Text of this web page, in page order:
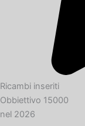
Ricambi inseriti
Obbiettivo 15000
nel 2026